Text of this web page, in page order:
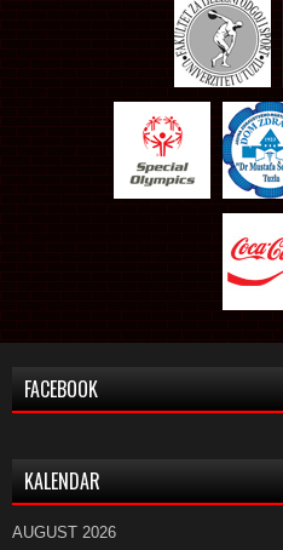
FACEBOOK
KALENDAR
AUGUST 2026